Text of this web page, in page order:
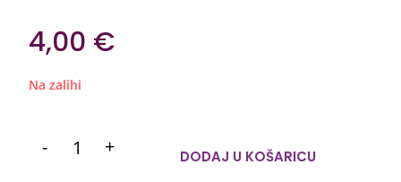
4,00 €
Na zalihi
- + DODAJ U KOŠARICU